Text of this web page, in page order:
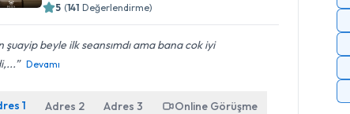
5 (141 Değerlendirme)
şuayip beyle ilk seansımdı ama bana cok iyi
Devamı
1 Adres 2 Adres3 Online Görüşme